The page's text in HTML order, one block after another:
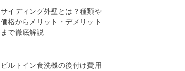
サイディング外壁とは？種類や
価格からメリット・デメリット
まで徹底解説
ビルトイン食洗機の後付け費用